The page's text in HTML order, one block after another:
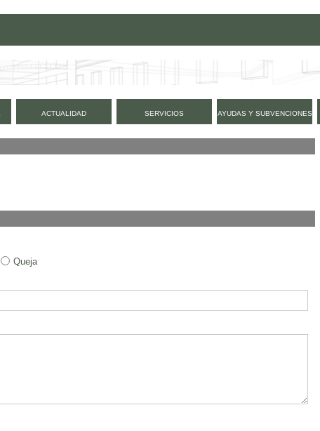
ACTUALIDAD SERVICIOS AYUDAS Y SUBVENCIONES
Queja